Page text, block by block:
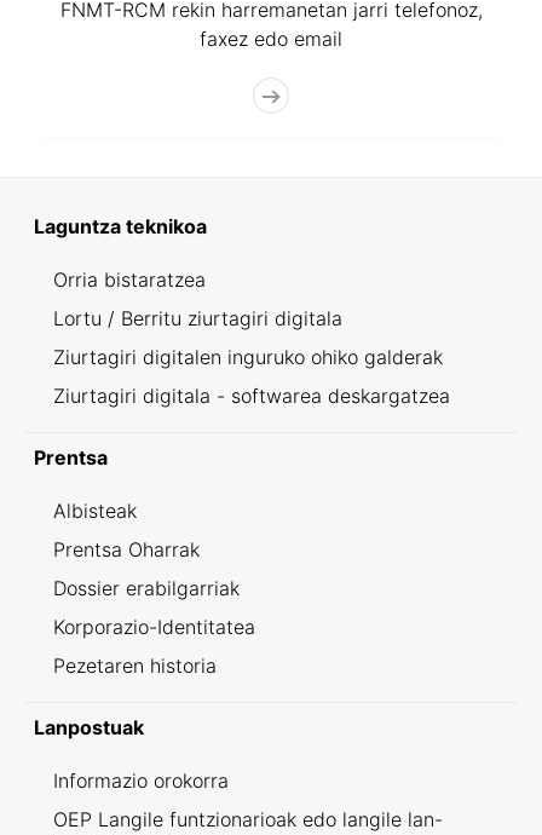
FNMT-RCM rekin harremanetan jarri telefonoz,
faxez edo email
Laguntza teknikoa
Orria bistaratzea
Lortu / Berritu ziurtagiri digitala
Ziurtagiri digitalen inguruko ohiko galderak
Ziurtagiri digitala - softwarea deskargatzea
Prentsa
Albisteak
Prentsa Oharrak
Dossier erabilgarriak
Korporazio-Identitatea
Pezetaren historia
Lanpostuak
Informazio orokorra
OEP Langile funtzionarioak edo langile lan-